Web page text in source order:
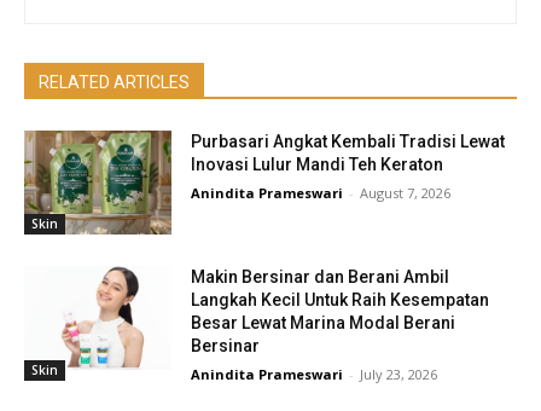
RELATED ARTICLES
Skin
Purbasari Angkat Kembali Tradisi Lewat
Inovasi Lulur Mandi Teh Keraton
Anindita Prameswari - August 7, 2026
Skin
Makin Bersinar dan Berani Ambil
Langkah Kecil Untuk Raih Kesempatan
Besar Lewat Marina Modal Berani
Bersinar
Anindita Prameswari - July 23, 2026